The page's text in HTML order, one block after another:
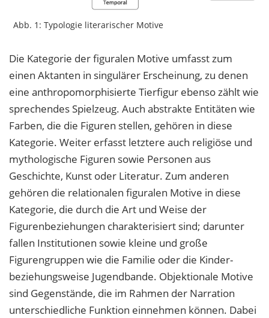
Abb. 1: Typologie literarischer Motive
Die Kategorie der figuralen Motive umfasst zum
einen Aktanten in singulärer Erscheinung, zu denen
eine anthropomorphisierte Tierfigur ebenso zählt wie
sprechendes Spielzeug. Auch abstrakte Entitäten wie
Farben, die die Figuren stellen, gehören in diese
Kategorie. Weiter erfasst letztere auch religiöse und
mythologische Figuren sowie Personen aus
Geschichte, Kunst oder Literatur. Zum anderen
gehören die relationalen figuralen Motive in diese
Kategorie, die durch die Art und Weise der
Figurenbeziehungen charakterisiert sind; darunter
fallen Institutionen sowie kleine und große
Figurengruppen wie die Familie oder die Kinder-
beziehungsweise Jugendbande. Objektionale Motive
sind Gegenstände, die im Rahmen der Narration
unterschiedliche Funktion einnehmen können. Dabei